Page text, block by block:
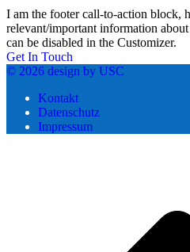
I am the footer call-to-action block,
relevant/important information
can be disabled in the Customizer.
Get In Touch
© 2026 design by USC
Kontakt
Datenschutz
Impressum